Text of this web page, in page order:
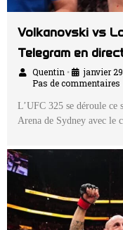
Volkanovski vs
Telegram en
Quentin • janvier
Pas de commentaires
L’UFC 325 se déroule ce
Arena de Sydney avec le